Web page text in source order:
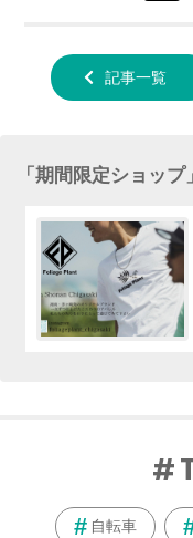
する
記事一覧
「期間限定ショップ
自転車